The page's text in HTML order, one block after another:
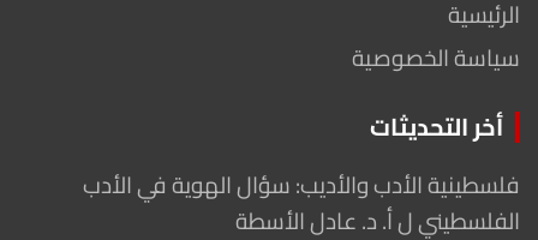
الرئيسية
سياسة الخصوصية
أخر التحديثات
فلسطينية الأدب والأديب: سؤال الهوية في الأدب
الفلسطيني ل أ. د. عادل الأسطة